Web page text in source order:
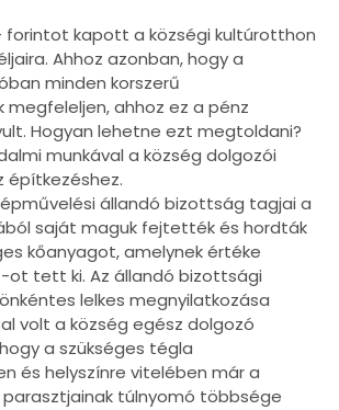
forintot kapott a községi kultúrotthon
Ahhoz azonban, hogy a
minden korszerű
megfeleljen, ahhoz ez a pénz
Hogyan lehetne ezt megtoldani?
munkával a község dolgozói
építkezéshez.
állandó bizottság tagjai a
saját maguk fejtették és hordták
kőanyagot, amelynek értéke
ot tett ki. Az állandó bizottsági
lelkes megnyilatkozása
volt a község egész dolgozó
a szükséges tégla
és helyszínre vitelében már a
túlnyomó többsége